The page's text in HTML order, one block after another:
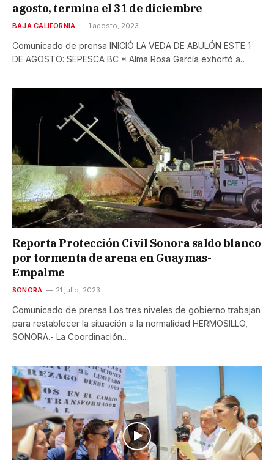
agosto, termina el 31 de diciembre
BAJA CALIFORNIA 1 agosto, 2023
Comunicado de prensa INICIÓ LA VEDA DE ABULÓN ESTE 1
DE AGOSTO: SEPESCA BC * Alma Rosa García exhortó a…
Reporta Protección Civil Sonora saldo blanco
por tormenta de arena en Guaymas-
Empalme
SONORA 21 julio, 2023
Comunicado de prensa Los tres niveles de gobierno trabajan
para restablecer la situación a la normalidad HERMOSILLO,
SONORA.- La Coordinación…